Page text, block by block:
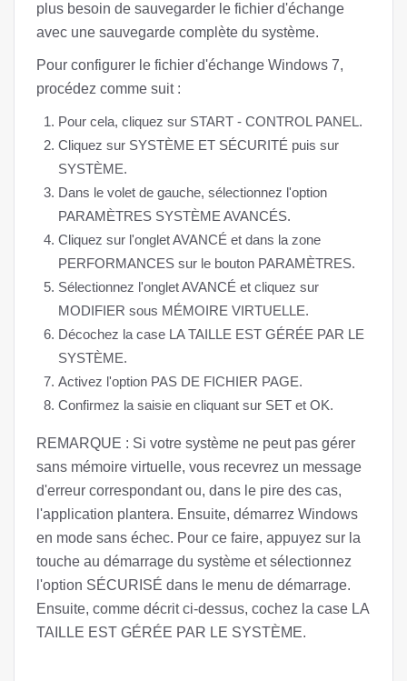
plus besoin de sauvegarder le fichier d'échange
avec une sauvegarde complète du système.
Pour configurer le fichier d'échange Windows 7,
procédez comme suit :
Pour cela, cliquez sur START - CONTROL PANEL.
Cliquez sur SYSTÈME ET SÉCURITÉ puis sur
SYSTÈME.
Dans le volet de gauche, sélectionnez l'option
PARAMÈTRES SYSTÈME AVANCÉS.
Cliquez sur l'onglet AVANCÉ et dans la zone
PERFORMANCES sur le bouton PARAMÈTRES.
Sélectionnez l'onglet AVANCÉ et cliquez sur
MODIFIER sous MÉMOIRE VIRTUELLE.
Décochez la case LA TAILLE EST GÉRÉE PAR LE
SYSTÈME.
Activez l'option PAS DE FICHIER PAGE.
Confirmez la saisie en cliquant sur SET et OK.
REMARQUE : Si votre système ne peut pas gérer
sans mémoire virtuelle, vous recevrez un message
d'erreur correspondant ou, dans le pire des cas,
l'application plantera. Ensuite, démarrez Windows
en mode sans échec. Pour ce faire, appuyez sur la
touche au démarrage du système et sélectionnez
l'option SÉCURISÉ dans le menu de démarrage.
Ensuite, comme décrit ci-dessus, cochez la case LA
TAILLE EST GÉRÉE PAR LE SYSTÈME.